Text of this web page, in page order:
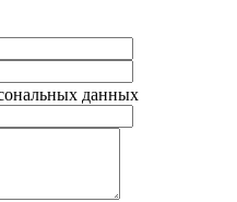
данных